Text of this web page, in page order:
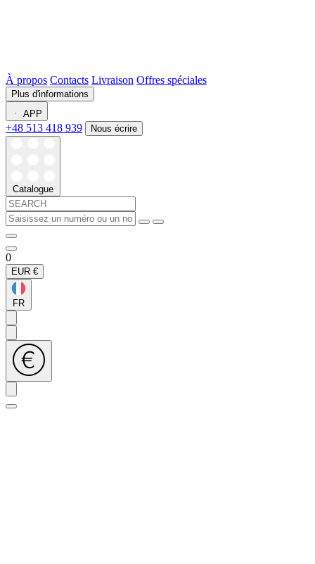
À propos Contacts Livraison Offres spéciales
Plus d'informations
APP
+48 513 418 939 Nous écrire
Catalogue
0
EUR €
FR